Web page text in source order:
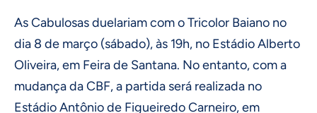
As Cabulosas duelariam com o Tricolor Baiano no
dia 8 de março (sábado), às 19h, no Estádio Alberto
Oliveira, em Feira de Santana. No entanto, com a
mudança da CBF, a partida será realizada no
Estádio Antônio de Figueiredo Carneiro, em